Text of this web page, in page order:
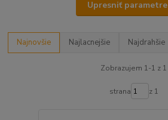
Upresniť parametre
Najnovšie Najlacnejšie Najdrahšie
Zobrazujem 1-1 z 1
strana z 1